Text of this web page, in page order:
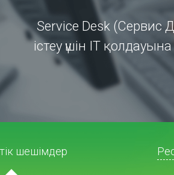
Service Desk (Сервис
істеу үшін ІТ
шешімдер